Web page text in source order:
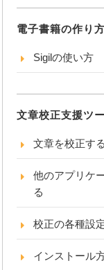
電子書籍の作り方
Sigilの使い方
文章校正支援ツ
文章を校正する
他のアプリケ
る
校正の各種設
インストール